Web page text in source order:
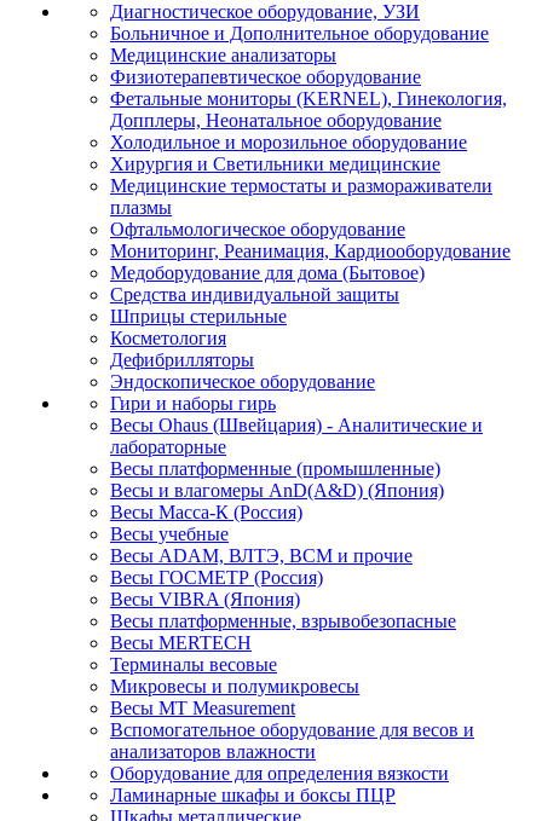
Диагностическое оборудование, УЗИ
Больничное и Дополнительное оборудование
Медицинские анализаторы
Физиотерапевтическое оборудование
Фетальные мониторы (KERNEL), Гинекология,
Допплеры, Неонатальное оборудование
Холодильное и морозильное оборудование
Хирургия и Светильники медицинские
Медицинские термостаты и размораживатели
плазмы
Офтальмологическое оборудование
Мониторинг, Реанимация, Кардиооборудование
Медоборудование для дома (Бытовое)
Средства индивидуальной защиты
Шприцы стерильные
Косметология
Дефибрилляторы
Эндоскопическое оборудование
Гири и наборы гирь
Весы Ohaus (Швейцария) - Аналитические и
лабораторные
Весы платформенные (промышленные)
Весы и влагомеры AnD(A&D) (Япония)
Весы Масса-К (Россия)
Весы учебные
Весы ADAM, ВЛТЭ, BCM и прочие
Весы ГОСМЕТР (Россия)
Весы VIBRA (Япония)
Весы платформенные, взрывобезопасные
Весы MERTECH
Терминалы весовые
Микровесы и полумикровесы
Весы MT Measurement
Вспомогательное оборудование для весов и
анализаторов влажности
Оборудование для определения вязкости
Ламинарные шкафы и боксы ПЦР
Шкафы металлические